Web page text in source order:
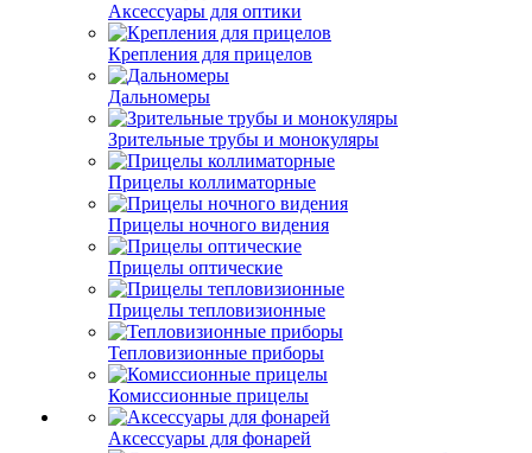
Аксессуары для оптики
Крепления для прицелов
Дальномеры
Зрительные трубы и монокуляры
Прицелы коллиматорные
Прицелы ночного видения
Прицелы оптические
Прицелы тепловизионные
Тепловизионные приборы
Комиссионные прицелы
Аксессуары для фонарей